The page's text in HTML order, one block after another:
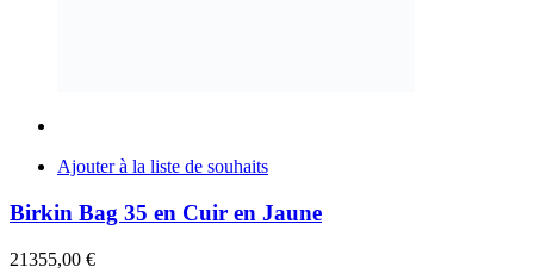
Ajouter à la liste de souhaits
Birkin Bag 35 en Cuir en Jaune
21355,00 €